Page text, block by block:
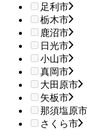
足利市
栃木市
鹿沼市
日光市
小山市
真岡市
大田原市
矢板市
那須塩原市
さくら市